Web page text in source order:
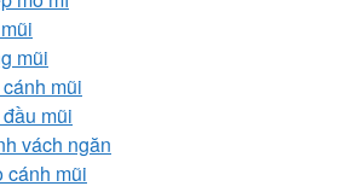
mũi
mũi
mũi
vách ngăn
cánh mũi